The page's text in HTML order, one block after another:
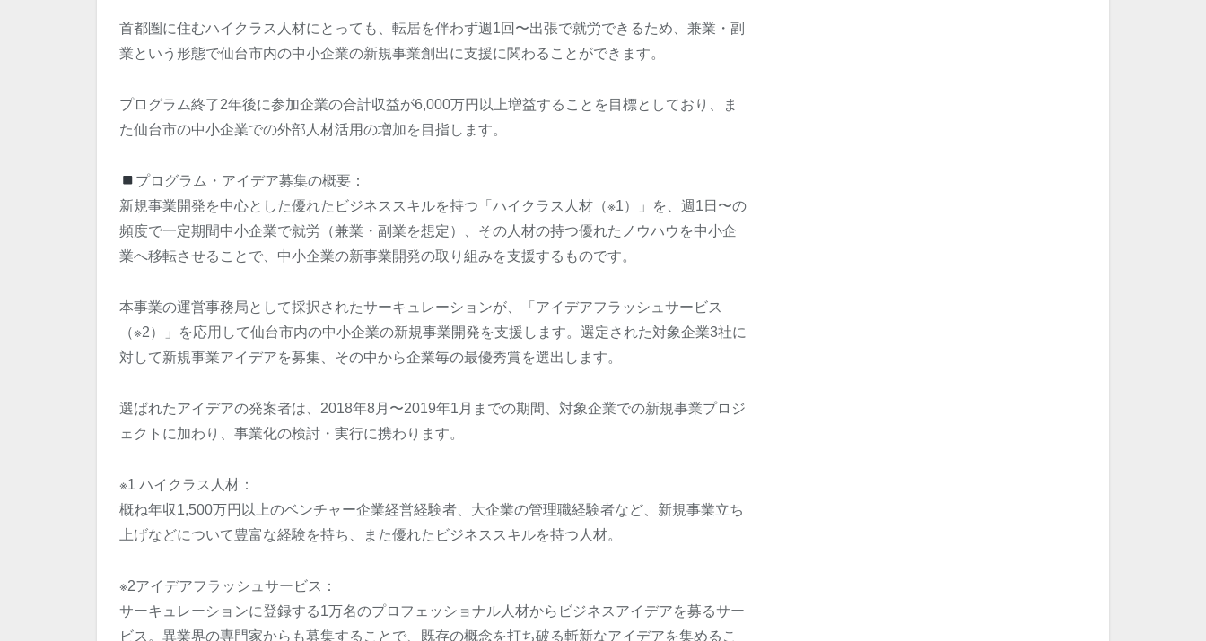
首都圏に住むハイクラス人材にとっても、転居を伴わず週1回〜出張で就労できるため、兼業・副
業という形態で仙台市内の中小企業の新規事業創出に支援に関わることができます。
プログラム終了2年後に参加企業の合計収益が6,000万円以上増益することを目標としており、ま
た仙台市の中小企業での外部人材活用の増加を目指します。
プログラム・アイデア募集の概要：
新規事業開発を中心とした優れたビジネススキルを持つ「ハイクラス人材（※1）」を、週1日〜の
頻度で一定期間中小企業で就労（兼業・副業を想定）、その人材の持つ優れたノウハウを中小企
業へ移転させることで、中小企業の新事業開発の取り組みを支援するものです。
本事業の運営事務局として採択されたサーキュレーションが、「アイデアフラッシュサービス
（※2）」を応用して仙台市内の中小企業の新規事業開発を支援します。選定された対象企業3社に
対して新規事業アイデアを募集、その中から企業毎の最優秀賞を選出します。
選ばれたアイデアの発案者は、2018年8月〜2019年1月までの期間、対象企業での新規事業プロジ
ェクトに加わり、事業化の検討・実行に携わります。
※1 ハイクラス人材：
概ね年収1,500万円以上のベンチャー企業経営経験者、大企業の管理職経験者など、新規事業立ち
上げなどについて豊富な経験を持ち、また優れたビジネススキルを持つ人材。
※2アイデアフラッシュサービス：
サーキュレーションに登録する1万名のプロフェッショナル人材からビジネスアイデアを募るサー
ビス。異業界の専門家からも募集することで、既存の概念を打ち破る斬新なアイデアを集めるこ